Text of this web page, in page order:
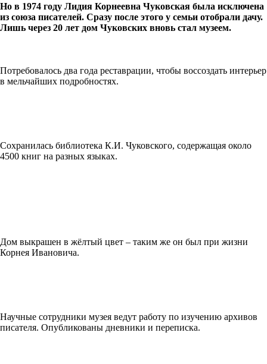
Но в 1974 году Лидия Корнеевна Чуковская была исключена
из союза писателей. Сразу после этого у семьи отобрали дачу.
Лишь через 20 лет дом Чуковских вновь стал музеем.
Потребовалось два года реставрации, чтобы воссоздать интерьер
в мельчайших подробностях.
Сохранилась библиотека К.И. Чуковского, содержащая около
4500 книг на разных языках.
Дом выкрашен в жёлтый цвет – таким же он был при жизни
Корнея Ивановича.
Научные сотрудники музея ведут работу по изучению архивов
писателя. Опубликованы дневники и переписка.